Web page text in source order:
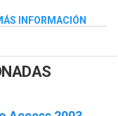
INFORMACIÓN